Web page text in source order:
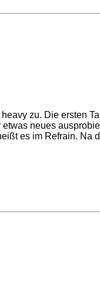
zu. Die ersten
neues
es im Refrain. Na